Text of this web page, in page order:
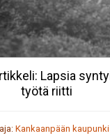
Lapsia
työtä riitti
Kankaanpään kaupunki